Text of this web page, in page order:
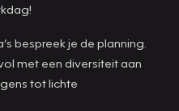
bespreek je de planning.
met een diversiteit aan
tot lichte